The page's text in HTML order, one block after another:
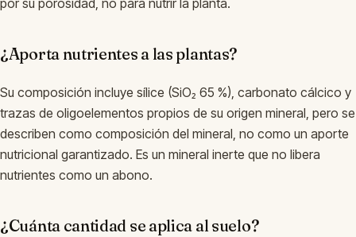
por su porosidad, no para nutrir la planta.
¿Aporta nutrientes a las plantas?
Su composición incluye sílice (SiO₂ 65 %), carbonato cálcico y
trazas de oligoelementos propios de su origen mineral, pero se
describen como composición del mineral, no como un aporte
nutricional garantizado. Es un mineral inerte que no libera
nutrientes como un abono.
¿Cuánta cantidad se aplica al suelo?